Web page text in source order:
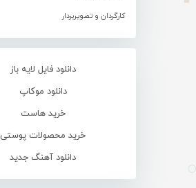
کارگردان و تصویربردار
دانلود فایل لایه باز
دانلود موکاپ
خرید هاست
خرید محصولات پوستی
دانلود آهنگ جدید